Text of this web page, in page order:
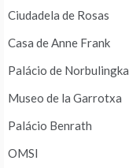
Ciudadela de Rosas
Casa de Anne Frank
Palácio de Norbulingka
Museo de la Garrotxa
Palácio Benrath
OMSI